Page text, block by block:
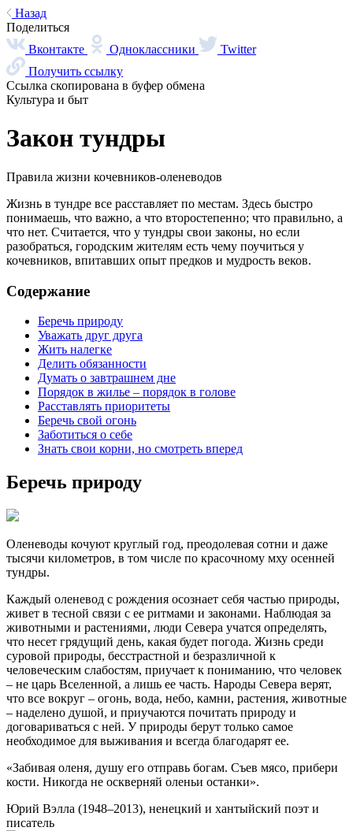
Назад
Поделиться
Вконтакте
Одноклассники
Twitter
Получить ссылку
Ссылка скопирована в буфер обмена
Культура и быт
Закон тундры
Правила жизни кочевников-оленеводов
Жизнь в тундре все расставляет по местам. Здесь быстро
понимаешь, что важно, а что второстепенно; что правильно, а
что нет. Считается, что у тундры свои законы, но если
разобраться, городским жителям есть чему поучиться у
кочевников, впитавших опыт предков и мудрость веков.
Содержание
Беречь природу
Уважать друг друга
Жить налегке
Делить обязанности
Думать о завтрашнем дне
Порядок в жилье – порядок в голове
Расставлять приоритеты
Беречь свой огонь
Заботиться о себе
Знать свои корни, но смотреть вперед
Беречь природу
Оленеводы кочуют круглый год, преодолевая сотни и даже
тысячи километров, в том числе по красочному мху осенней
тундры.
Каждый оленевод с рождения осознает себя частью природы,
живет в тесной связи с ее ритмами и законами. Наблюдая за
животными и растениями, люди Севера учатся определять,
что несет грядущий день, какая будет погода. Жизнь среди
суровой природы, бесстрастной и безразличной к
человеческим слабостям, приучает к пониманию, что человек
– не царь Вселенной, а лишь ее часть. Народы Севера верят,
что все вокруг – огонь, вода, небо, камни, растения, животные
– наделено душой, и приучаются почитать природу и
договариваться с ней. У природы берут только самое
необходимое для выживания и всегда благодарят ее.
«Забивая оленя, душу его отправь богам. Съев мясо, прибери
кости. Никогда не оскверняй оленьи останки».
Юрий Вэлла (1948–2013), ненецкий и хантыйский поэт и
писатель